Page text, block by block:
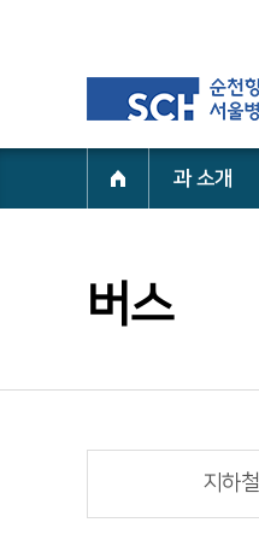
과 소개
버스
지하철